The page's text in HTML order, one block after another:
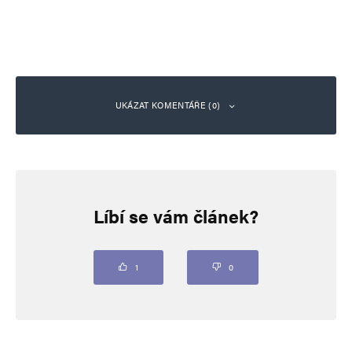
UKÁZAT KOMENTÁŘE (0)
Vaše e-mailová adresa nebude zveřejněna. Vyžadované informace jsou
Líbí se vám článek?
1 0